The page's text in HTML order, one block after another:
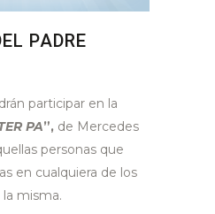
PADRE
participar en la
PA”, de Mercedes
personas que
en cualquiera de los
la misma.